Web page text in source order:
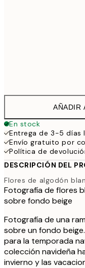
AÑADIR
En stock
Entrega de 3-5 días
Envío gratuito por
Política de
DESCRIPCIÓN DEL
Flores de algodón
Fotografía de flores
sobre fondo beige
Fotografía de una
sobre un fondo
para la temporada
colección navideña
invierno y las